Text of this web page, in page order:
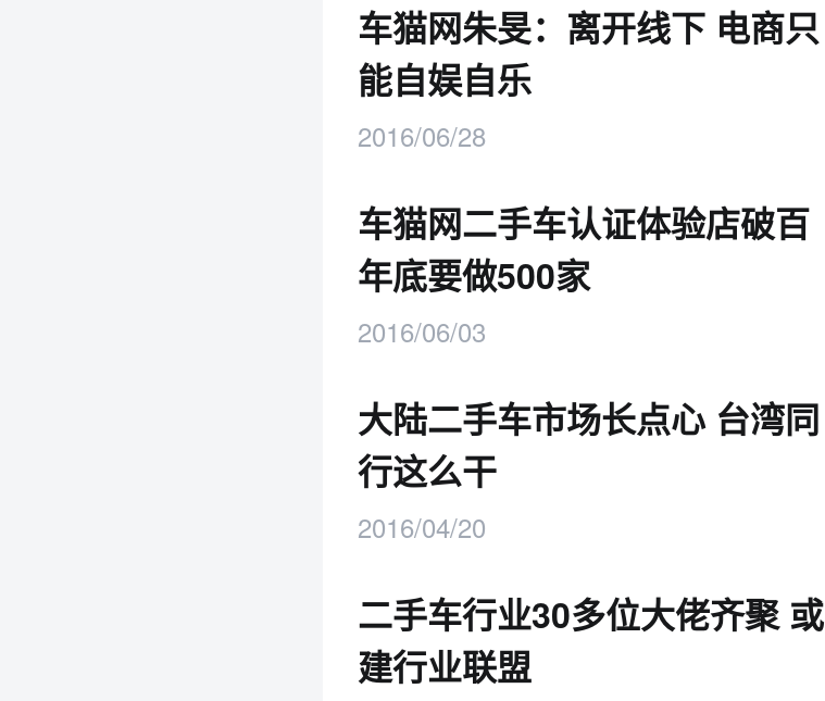
车猫网朱旻：离开线下 电商只
能自娱自乐
2016/06/28
车猫网二手车认证体验店破百
年底要做500家
2016/06/03
大陆二手车市场长点心 台湾同
行这么干
2016/04/20
二手车行业30多位大佬齐聚 或
建行业联盟